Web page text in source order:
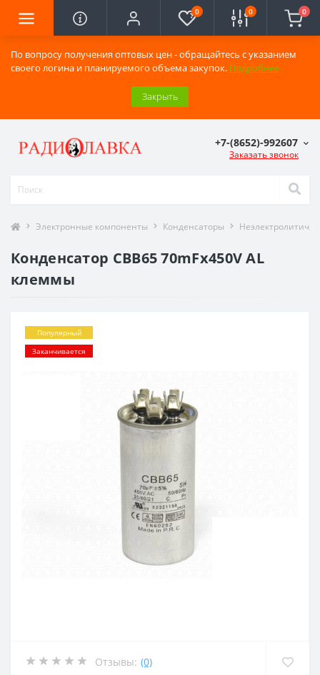
По вопросу получения оптовых цен - обращайтесь с указанием
своего логина и планируемого объема закупок. Подробнее
Закрыть
0 0 0
+7-(8652)-992607
Заказать звонок
Электронные компоненты Конденсаторы
Конденсатор CBB65 70mFx450V AL
клеммы
Популярный
Заканчивается
Отзывы: (0)